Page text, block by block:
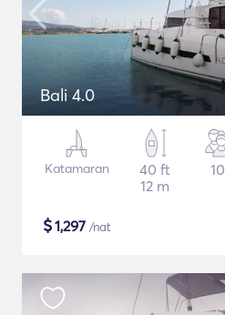
Bali 4.0
Katamaran
40 ft
12 m
10
$1,297 /nat